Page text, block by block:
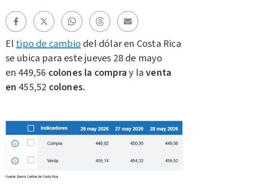
El tipo de cambio del dólar en Costa Rica
se ubica para este jueves 28 de mayo
en 449,56 colones la compray laventa
en 455,52 colones.